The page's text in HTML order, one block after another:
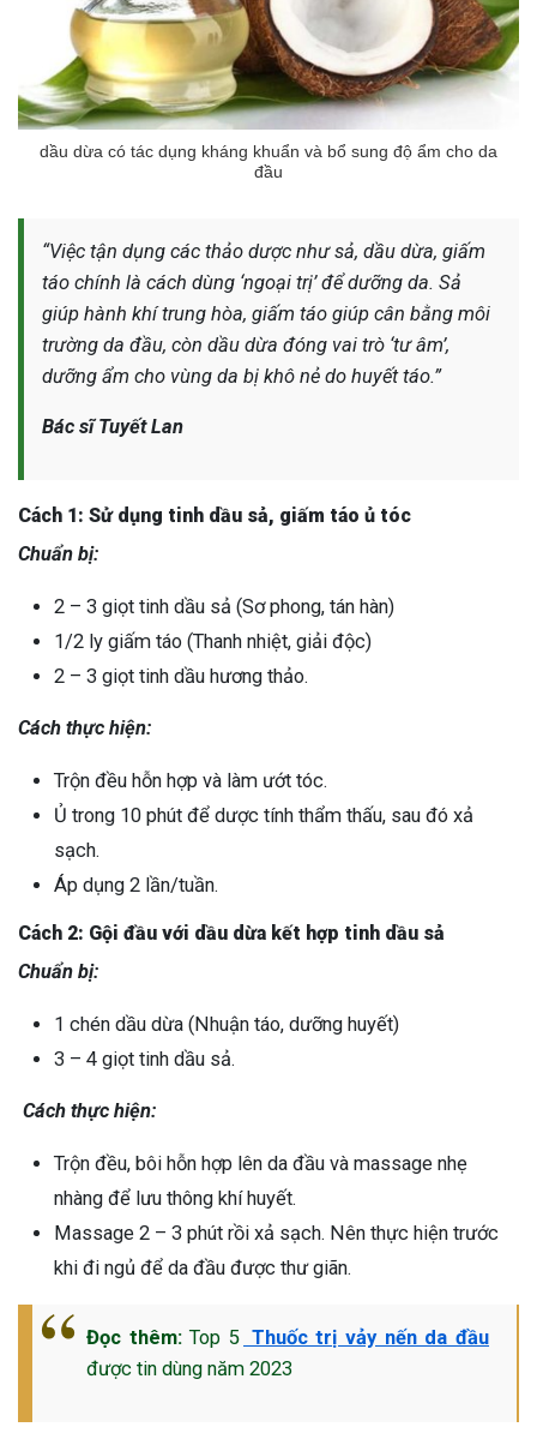
dầu dừa có tác dụng kháng khuẩn và bổ sung độ ẩm cho da
đầu
“Việc tận dụng các thảo dược như sả, dầu dừa, giấm
táo chính là cách dùng ‘ngoại trị’ để dưỡng da. Sả
giúp hành khí trung hòa, giấm táo giúp cân bằng môi
trường da đầu, còn dầu dừa đóng vai trò ‘tư âm’,
dưỡng ẩm cho vùng da bị khô nẻ do huyết táo.”
Bác sĩ Tuyết Lan
Cách 1: Sử dụng tinh dầu sả, giấm táo ủ tóc
Chuẩn bị:
2 – 3 giọt tinh dầu sả (Sơ phong, tán hàn)
1/2 ly giấm táo (Thanh nhiệt, giải độc)
2 – 3 giọt tinh dầu hương thảo.
Cách thực hiện:
Trộn đều hỗn hợp và làm ướt tóc.
Ủ trong 10 phút để dược tính thẩm thấu, sau đó xả
sạch.
Áp dụng 2 lần/tuần.
Cách 2: Gội đầu với dầu dừa kết hợp tinh dầu sả
Chuẩn bị:
1 chén dầu dừa (Nhuận táo, dưỡng huyết)
3 – 4 giọt tinh dầu sả.
Cách thực hiện:
Trộn đều, bôi hỗn hợp lên da đầu và massage nhẹ
nhàng để lưu thông khí huyết.
Massage 2 – 3 phút rồi xả sạch. Nên thực hiện trước
khi đi ngủ để da đầu được thư giãn.
Đọc thêm:Top 5 Thuốc trị vảy nến da đầu
được tin dùng năm 2023